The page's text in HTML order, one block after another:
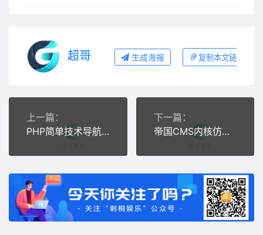
超哥 生成海报 复制本文链接
上一篇：
PHP简单技术导航网站源码1.2版本 带后台管理
下一篇：
帝国CMS内核仿秀站网网址导航分类目录网站源码